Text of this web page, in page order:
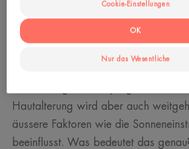
Was ist alternde Haut?
Hautalterung wird aber auch
äussere Faktoren wie die
beeinflusst. Was bedeutet das
Cookie-Einstellungen
Nur das Wesentliche
OK